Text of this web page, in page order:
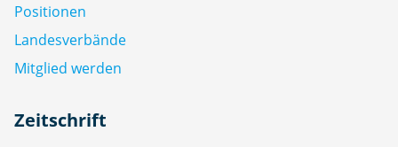
Positionen
Landesverbände
Mitglied werden
Zeitschrift